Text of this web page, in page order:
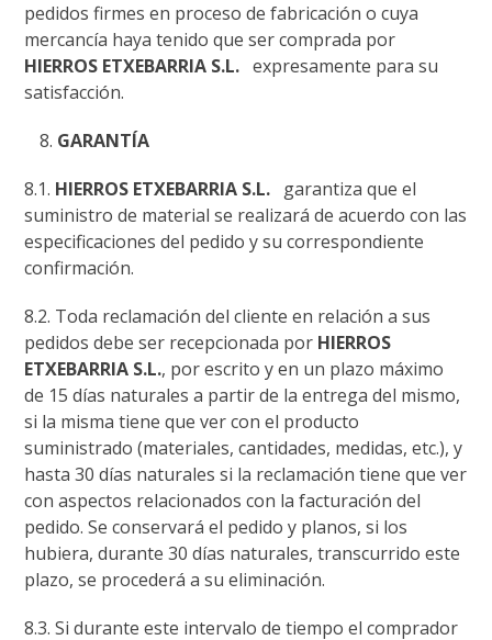
pedidos firmes en proceso de fabricación o cuya
mercancía haya tenido que ser comprada por
HIERROS ETXEBARRIA S.L. expresamente para su
satisfacción.
GARANTÍA
8.1. HIERROS ETXEBARRIA S.L. garantiza que el
suministro de material se realizará de acuerdo con las
especificaciones del pedido y su correspondiente
confirmación.
8.2. Toda reclamación del cliente en relación a sus
pedidos debe ser recepcionada por HIERROS
ETXEBARRIA S.L., por escrito y en un plazo máximo
de 15 días naturales a partir de la entrega del mismo,
si la misma tiene que ver con el producto
suministrado (materiales, cantidades, medidas, etc.), y
hasta 30 días naturales si la reclamación tiene que ver
con aspectos relacionados con la facturación del
pedido. Se conservará el pedido y planos, si los
hubiera, durante 30 días naturales, transcurrido este
plazo, se procederá a su eliminación.
8.3. Si durante este intervalo de tiempo el comprador